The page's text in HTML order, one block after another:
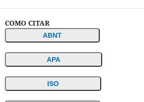
COMO CITAR
ABNT
APA
ISO